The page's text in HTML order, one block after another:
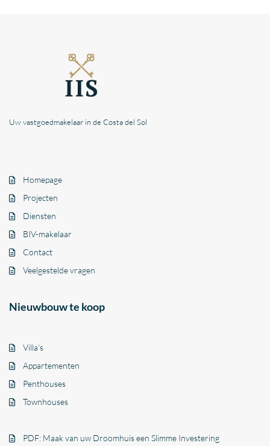
Uw vastgoedmakelaar in de Costa del Sol
Homepage
Projecten
Diensten
BIV-makelaar
Contact
Veelgestelde vragen
Nieuwbouw te koop
Villa’s
Appartementen
Penthouses
Townhouses
PDF: Maak van uw Droomhuis een Slimme Investering